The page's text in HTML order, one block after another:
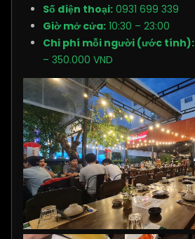
Số điện thoại: 0931 699 339
Giờ mở cửa: 10:30 – 23:00
Chi phí mỗi người (ước tính):
– 350.000 VND